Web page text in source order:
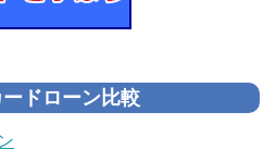
ドローン比較